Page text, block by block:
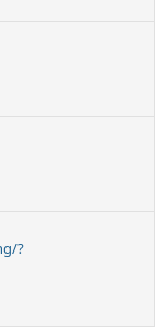
?